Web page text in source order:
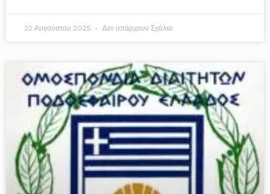
22 Αυγούστου 2025 Δεν υπάρχουν Σχόλια